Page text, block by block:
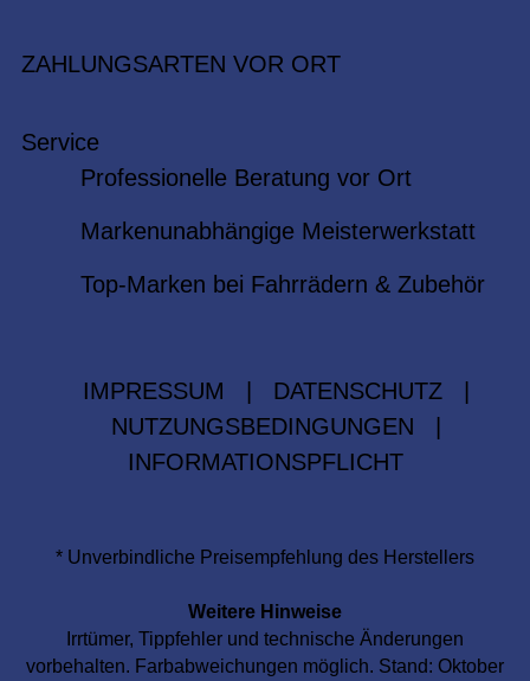
ZAHLUNGSARTEN VOR ORT
Service
Professionelle Beratung vor Ort
Markenunabhängige Meisterwerkstatt
Top-Marken bei Fahrrädern & Zubehör
IMPRESSUM DATENSCHUTZ
NUTZUNGSBEDINGUNGEN
INFORMATIONSPFLICHT
* Unverbindliche Preisempfehlung des Herstellers
Weitere Hinweise
Irrtümer, Tippfehler und technische Änderungen
vorbehalten. Farbabweichungen möglich. Stand: Oktober